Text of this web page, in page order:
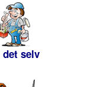
det selv